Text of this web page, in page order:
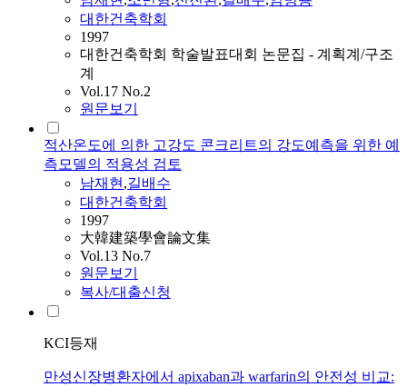
대한건축학회
1997
대한건축학회 학술발표대회 논문집 - 계획계/구조
계
Vol.17 No.2
원문보기
적산온도에 의한 고강도 콘크리트의 강도예측을 위한 예
측모델의 적용성 검토
남재현,길배수
대한건축학회
1997
大韓建築學會論文集
Vol.13 No.7
원문보기
복사/대출신청
KCI등재
만성신장병환자에서 apixaban과 warfarin의 안전성 비교: